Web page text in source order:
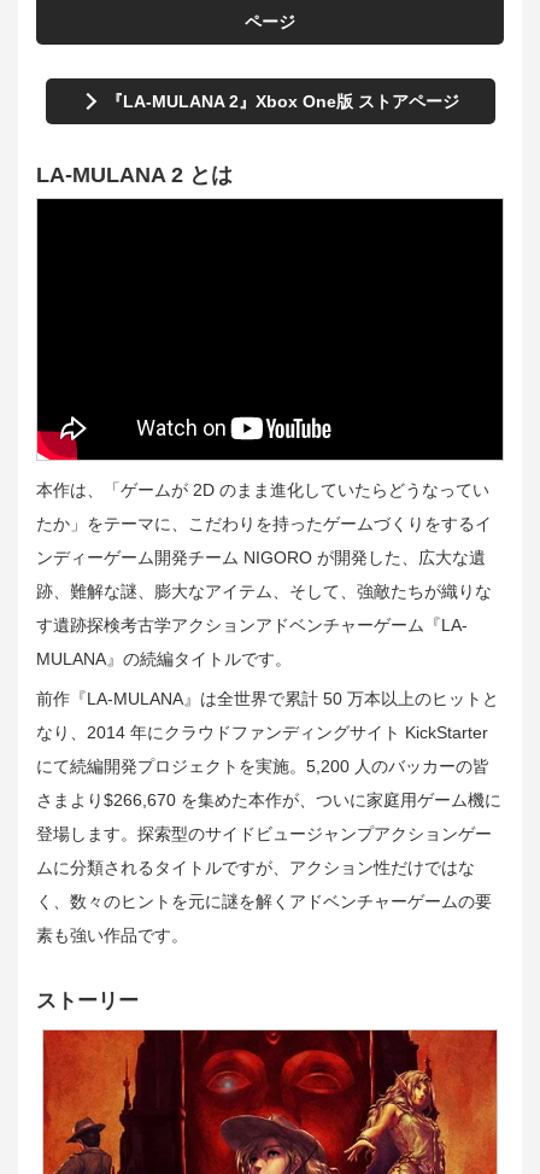
ページ
『LA-MULANA 2』Xbox One版 ストアページ
LA-MULANA 2 とは
本作は、「ゲームが 2D のまま進化していたらどうなってい
たか」をテーマに、こだわりを持ったゲームづくりをするイ
ンディーゲーム開発チーム NIGORO が開発した、広大な遺
跡、難解な謎、膨大なアイテム、そして、強敵たちが織りな
す遺跡探検考古学アクションアドベンチャーゲーム『LA-
MULANA』の続編タイトルです。
前作『LA-MULANA』は全世界で累計 50 万本以上のヒットと
なり、2014 年にクラウドファンディングサイト KickStarter
にて続編開発プロジェクトを実施。5,200 人のバッカーの皆
さまより$266,670 を集めた本作が、ついに家庭用ゲーム機に
登場します。探索型のサイドビュージャンプアクションゲー
ムに分類されるタイトルですが、アクション性だけではな
く、数々のヒントを元に謎を解くアドベンチャーゲームの要
素も強い作品です。
ストーリー